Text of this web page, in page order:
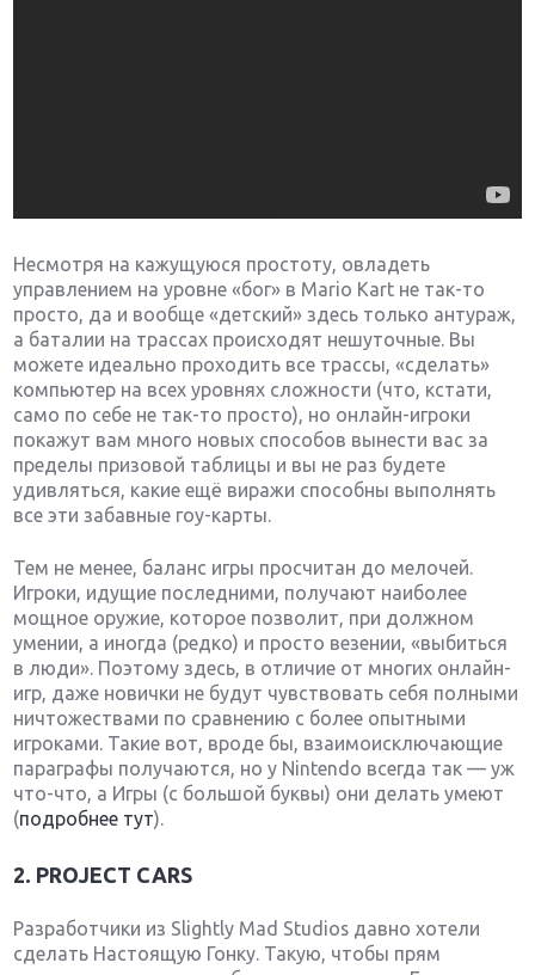
Несмотря на кажущуюся простоту, овладеть
управлением на уровне «бог» в Mario Kart не так-то
просто, да и вообще «детский» здесь только антураж,
а баталии на трассах происходят нешуточные. Вы
можете идеально проходить все трассы, «сделать»
компьютер на всех уровнях сложности (что, кстати,
само по себе не так-то просто), но онлайн-игроки
покажут вам много новых способов вынести вас за
пределы призовой таблицы и вы не раз будете
удивляться, какие ещё виражи способны выполнять
все эти забавные гоу-карты.
Тем не менее, баланс игры просчитан до мелочей.
Игроки, идущие последними, получают наиболее
мощное оружие, которое позволит, при должном
умении, а иногда (редко) и просто везении, «выбиться
в люди». Поэтому здесь, в отличие от многих онлайн-
игр, даже новички не будут чувствовать себя полными
ничтожествами по сравнению с более опытными
игроками. Такие вот, вроде бы, взаимоисключающие
параграфы получаются, но у Nintendo всегда так — уж
что-что, а Игры (с большой буквы) они делать умеют
(подробнее тут).
2. PROJECT CARS
Разработчики из Slightly Mad Studios давно хотели
сделать Настоящую Гонку. Такую, чтобы прям